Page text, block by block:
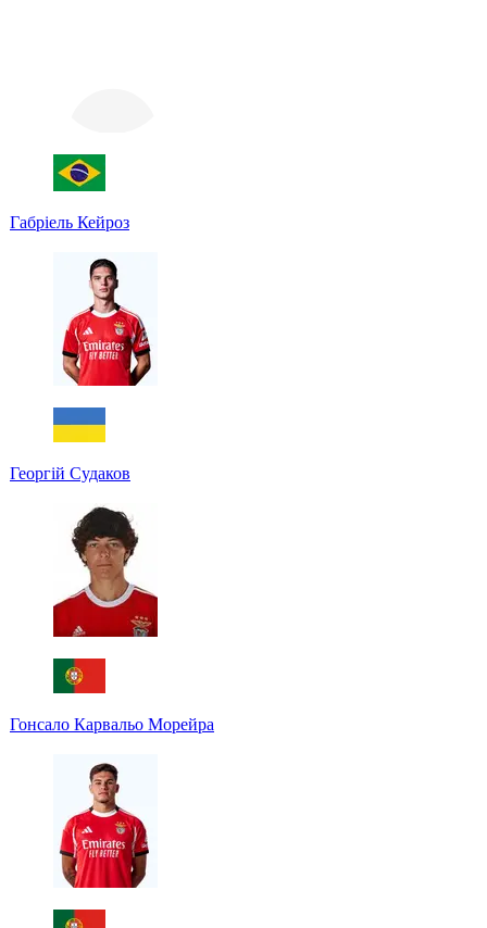
Габріель Кейроз
Георгій Судаков
Гонсало Карвальо Морейра